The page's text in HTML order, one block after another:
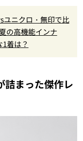
ユニクロ・無印で比
の高機能インナ
着は？
詰まった傑作レ